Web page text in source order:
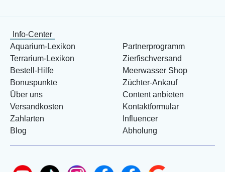
Info-Center
Aquarium-Lexikon
Terrarium-Lexikon
Bestell-Hilfe
Bonuspunkte
Über uns
Versandkosten
Zahlarten
Blog
Partnerprogramm
Zierfischversand
Meerwasser Shop
Züchter-Ankauf
Content anbieten
Kontaktformular
Influencer
Abholung